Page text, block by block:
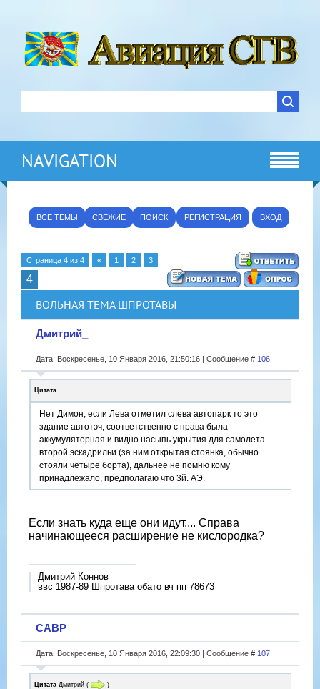
NAVIGATION
ВСЕ ТЕМЫ СВЕЖИЕ ПОИСК РЕГИСТРАЦИЯ ВХОД
Страница 4 из 4 « 1 2 3
4
ВОЛЬНАЯ ТЕМА ШПРОТАВЫ
Дмитрий_
Дата: Воскресенье, 10 Января 2016, 21:50:16 | Сообщение # 106
Цитата
Нет Димон, если Лева отметил слева автопарк то это
здание автотэч, соответственно с права была
аккумуляторная и видно насыпь укрытия для самолета
второй эскадрильи (за ним открытая стоянка, обычно
стояли четыре борта), дальнее не помню кому
принадлежало, предполагаю что 3й. АЭ.
Если знать куда еще они идут.... Справа
начинающееся расширение не кислородка?
Дмитрий Коннов
ввс 1987-89 Шпротава обато вч пп 78673
САВР
Дата: Воскресенье, 10 Января 2016, 22:09:30 | Сообщение # 107
Цитата Дмитрий ( )